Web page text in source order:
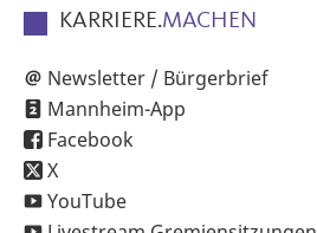
KARRIERE.MACHEN
Newsletter / Bürgerbrief
Mannheim-App
Facebook
X
YouTube